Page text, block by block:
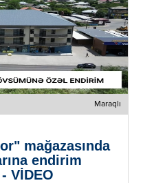
Maraqlı
mağazasında
endirim
VİDEO